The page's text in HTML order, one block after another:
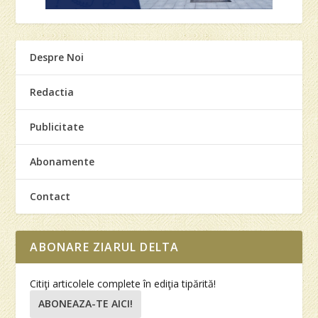
Despre Noi
Redactia
Publicitate
Abonamente
Contact
ABONARE ZIARUL DELTA
Citiţi articolele complete în ediţia tipărită!
ABONEAZA-TE AICI!